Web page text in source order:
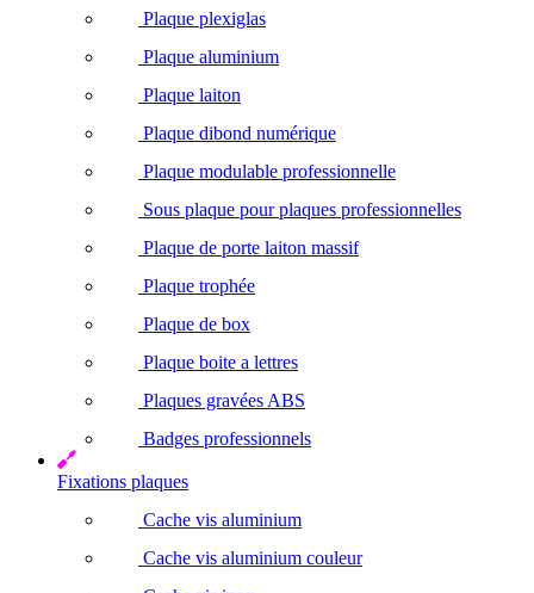
Plaque plexiglas
Plaque aluminium
Plaque laiton
Plaque dibond numérique
Plaque modulable professionnelle
Sous plaque pour plaques professionnelles
Plaque de porte laiton massif
Plaque trophée
Plaque de box
Plaque boite a lettres
Plaques gravées ABS
Badges professionnels
Fixations plaques
Cache vis aluminium
Cache vis aluminium couleur